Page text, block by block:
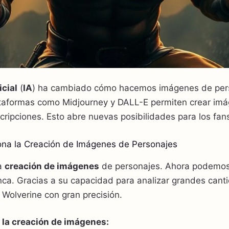
(IA) ha cambiado cómo hacemos imágenes de
como Midjourney y DALL-E permiten crear
Esto abre nuevas posibilidades para los
la Creación de Imágenes de Personajes
creación de imágenes de personajes. Ahora
Gracias a su capacidad para analizar grandes
con gran precisión.
creación de imágenes: